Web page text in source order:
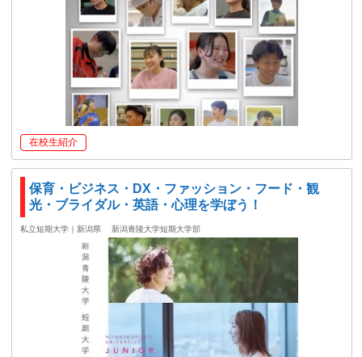
在校生紹介
保育・ビジネス・DX・ファッション・フード・観
光・ブライダル・英語・心理を学ぼう！
私立短期大学｜新潟県 新潟青陵大学短期大学部